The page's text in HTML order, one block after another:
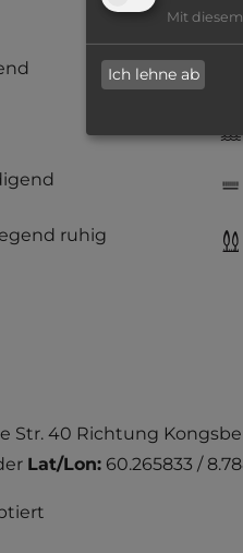
ruhig
Str. 40 Richtung
Lat/Lon: 60.265833 /
Mit
Ich lehne ab